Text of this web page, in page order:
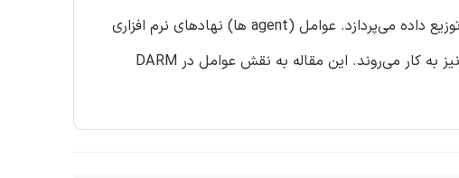
الگوریتم‌های متفاوت ایجاد شده برای DARM و نیز بحث در مورد شیوه‌های مختلف توزیع داده می‌پردازد. عوامل (agent ها) نهادهای نرم افزاری
هستند که برای محاسبۀ توزیعی کارآمدتر ایجاد شده‌اند. همچنین آنها در داده کاوی نیز به کار می‌روند. این مقاله به نقش عوامل در DARM